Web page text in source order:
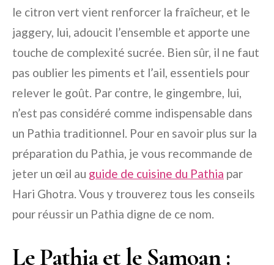
le citron vert vient renforcer la fraîcheur, et le
jaggery, lui, adoucit l’ensemble et apporte une
touche de complexité sucrée. Bien sûr, il ne faut
pas oublier les piments et l’ail, essentiels pour
relever le goût. Par contre, le gingembre, lui,
n’est pas considéré comme indispensable dans
un Pathia traditionnel. Pour en savoir plus sur la
préparation du Pathia, je vous recommande de
jeter un œil au guide de cuisine du Pathia par
Hari Ghotra. Vous y trouverez tous les conseils
pour réussir un Pathia digne de ce nom.
Le Pathia et le Samoan :